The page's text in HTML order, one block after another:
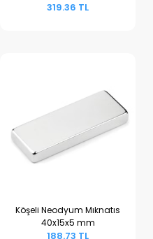
319.36 TL
Sepete Ekle
Köşeli Neodyum Mıknatıs
40x15x5 mm
188.73 TL